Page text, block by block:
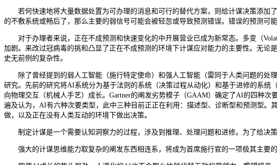
若何快速地将大量数据处置为可办理的消息和可行的替代方案，则给计谋决策添加
的不敷系统或畅后了，那么主要的弱信号可能会被轻忽或导致预测错误。错误的预测可
对于办理者来说，正在不成预测和快速变化的中开展营业已成为新常态。多变（
加剧。来改过冠病毒的挑和凸显了正在不成预测的环境下计谋应对能力的主要性。无
史无前例的复杂性。
除了曾经提到的弱人工智能（施行特定使命）和强人工智能（雷同于人类问题的处
研究。先前的研究将AI系统分为基于法则的系统（决策过程从动化）和基于进修的系
向物理交互（机械人手艺）成长。Gartner的阐发劣势模子（GAAM）确定了AI的四种
遍及认为，AI有六种次要类型，此中三种目前正正在利用：描述型、诊断型和预测型
做，以及正在没有人类互动的环境下做出决策。
制定计谋是一个需要认知洞察力的过程，涉及到推理、处理问题和进修。为了给决
强大的计谋思维能力取复杂的阐发东西相连系，将成为首席施行官的一项极其主要